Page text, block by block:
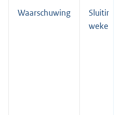
Waarschuwing
Sluiting 2
weken